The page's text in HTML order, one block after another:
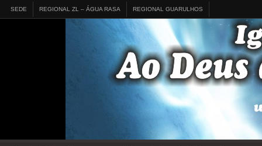
SEDE REGIONAL ZL – ÁGUA RASA REGIONAL GUARULHOS